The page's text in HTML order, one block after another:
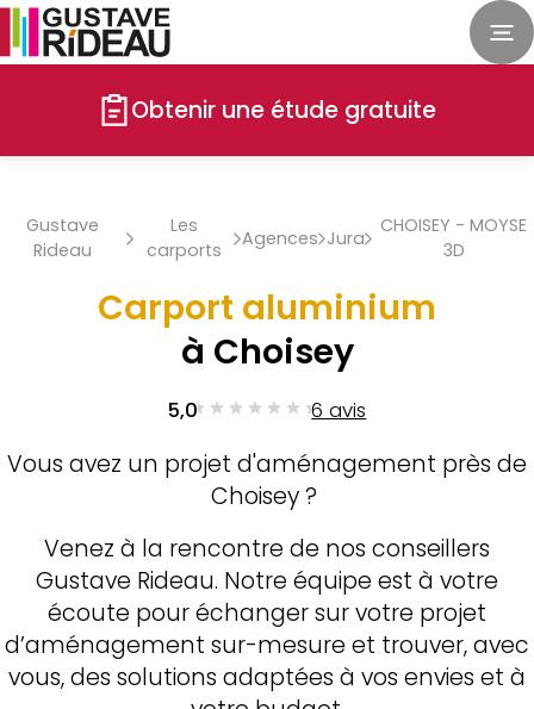
Obtenir une étude gratuite
Gustave
Rideau
Les
carports
Agences Jura
CHOISEY - MOYSE
3D
Carport aluminium
à Choisey
5,0 6 avis
Vous avez un projet d'aménagement près de
Choisey ?
Venez à la rencontre de nos conseillers
Gustave Rideau. Notre équipe est à votre
écoute pour échanger sur votre projet
d’aménagement sur-mesure et trouver, avec
vous, des solutions adaptées à vos envies et à